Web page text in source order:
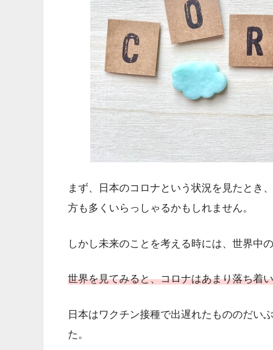
まず、日本のコロナという状況を見たとき、
方も多くいらっしゃるかもしれません。
しかし未来のことを考える時には、世界中
世界を見てみると、コロナはあまり落ち着
日本はワクチン接種で出遅れたもののだい
た。